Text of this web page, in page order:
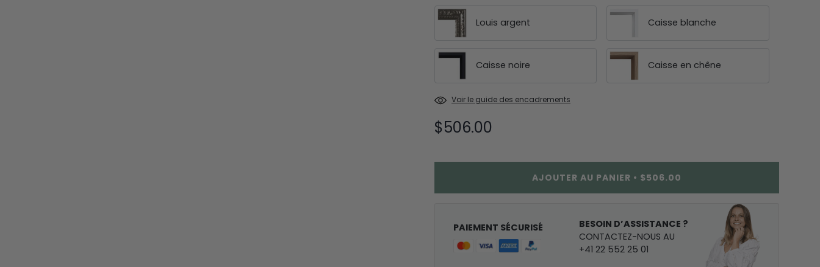
Louis argent Caisse blanche
Caisse noire Caisse en chêne
Voir le guide des encadrements
$506.00
AJOUTER AU PANIER • $506.00
PAIEMENT SÉCURISÉ
BESOIN D’ASSISTANCE ?
CONTACTEZ-NOUS AU
+41 22 552 25 01